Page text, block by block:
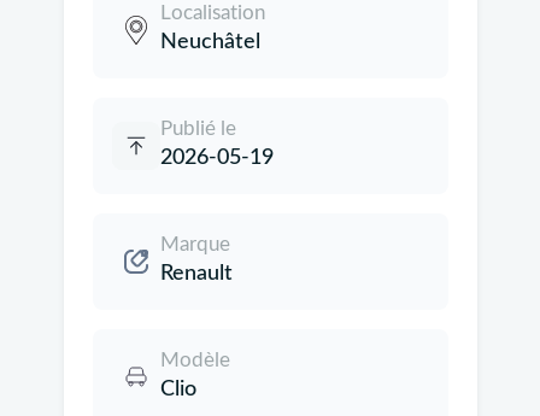
Localisation
Neuchâtel
Publié le
2026-05-19
Marque
Renault
Modèle
Clio